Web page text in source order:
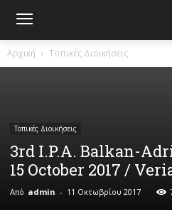
Αρχική Τοπικές Διοικήσεις
Τοπικές Διοικήσεις
3rd I.P.A. Balkan-
15 October 2017 /
Από admin - 11 Οκτωβρίου 2017